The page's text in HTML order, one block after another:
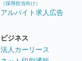
（採用担当向け）
アルバイト求人広告
ビジネス
法人カーリース